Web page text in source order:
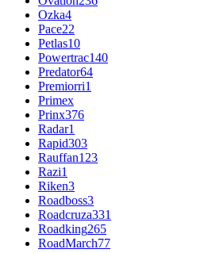
Ozka4
Pace22
Petlas10
Powertrac140
Predator64
Premiorri1
Primex
Prinx376
Radar1
Rapid303
Rauffan123
Razi1
Riken3
Roadboss3
Roadcruza331
Roadking265
RoadMarch77